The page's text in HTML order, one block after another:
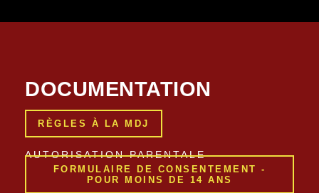
DOCUMENTATION
RÈGLES À LA MDJ
AUTORISATION PARENTALE
FORMULAIRE DE CONSENTEMENT -
POUR MOINS DE 14 ANS